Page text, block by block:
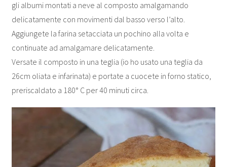
gli albumi montati a neve al composto amalgamando
delicatamente con movimenti dal basso verso l’alto.
Aggiungete la farina setacciata un pochino alla volta e
continuate ad amalgamare delicatamente.
Versate il composto in una teglia (io ho usato una teglia da
26cm oliata e infarinata) e portate a cuocete in forno statico,
preriscaldato a 180° C per 40 minuti circa.